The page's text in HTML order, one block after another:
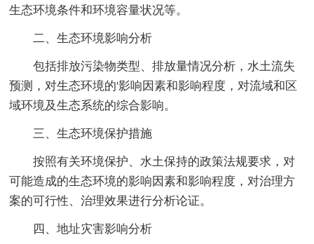
生态环境条件和环境容量状况等。
二、生态环境影响分析
包括排放污染物类型、排放量情况分析，水土流失
预测，对生态环境的'影响因素和影响程度，对流域和区
域环境及生态系统的综合影响。
三、生态环境保护措施
按照有关环境保护、水土保持的政策法规要求，对
可能造成的生态环境的影响因素和影响程度，对治理方
案的可行性、治理效果进行分析论证。
四、地址灾害影响分析